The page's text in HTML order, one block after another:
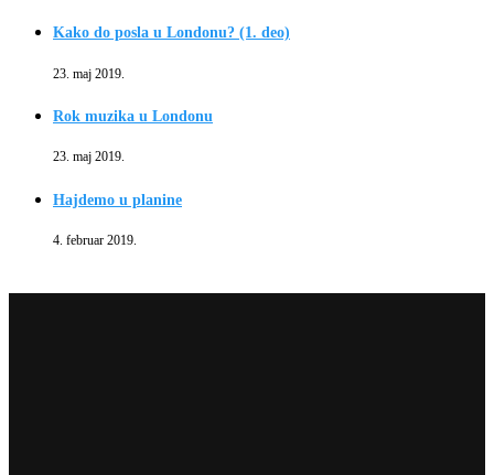
Kako do posla u Londonu? (1. deo)
23. maj 2019.
Rok muzika u Londonu
23. maj 2019.
Hajdemo u planine
4. februar 2019.